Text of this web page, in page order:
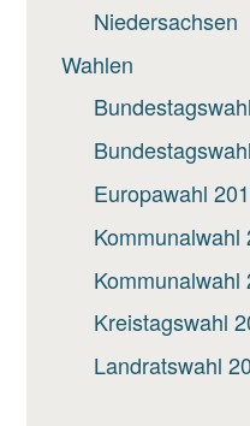
Niedersachsen
Wahlen
Europawahl
Kommunalwahl
Kommunalwahl
Kreistagswahl
Landratswahl